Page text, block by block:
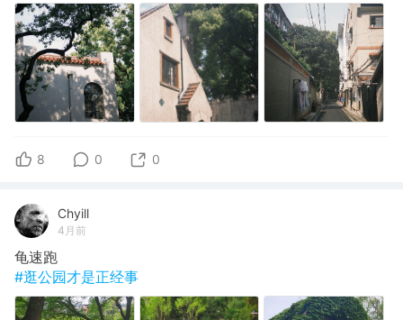
8 0 0
Chyill
4月前
龟速跑
#逛公园才是正经事